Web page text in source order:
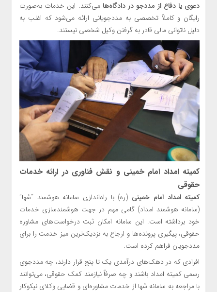
دعوی یا دفاع از مددجو در دادگاه‌ها می‌کنند. این خدمات به‌صورت
رایگان و کاملاً تخصصی به مددجویانی ارائه می‌شود که اغلب به
دلیل ناتوانی مالی قادر به گرفتن وکیل شخصی نیستند.
کمیته امداد امام خمینی و نقش فناوری در ارائه خدمات
حقوقی
کمیته امداد امام خمینی (ره) با راه‌اندازی سامانه هوشمند “سُها”
(سامانه هوشمند امداد) گامی مهم در جهت هوشمندسازی خدمات
خود برداشته است. این سامانه امکان ثبت درخواست‌های مشاوره
حقوقی، پیگیری پرونده‌ها و ارجاع به نزدیک‌ترین میز خدمت را برای
مددجویان فراهم کرده است.
افرادی که در دهک‌های درآمدی یک تا پنج قرار دارند، چه مددجوی
رسمی کمیته امداد باشند و چه صرفاً نیازمند کمک حقوقی، می‌توانند
با مراجعه به سامانه سُها از خدمات مشاوره‌ای و قضایی وکلای نیکوکار